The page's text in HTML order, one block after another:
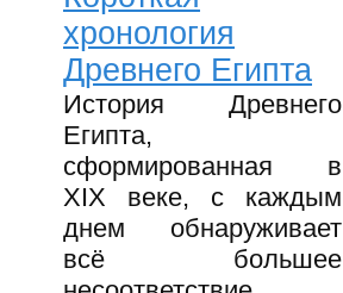
хронология
Древнего Египта
История Древнего
Египта,
сформированная в
XIX веке, с каждым
днем обнаруживает
всё большее